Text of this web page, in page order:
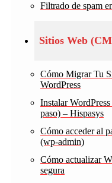
Filtrado de spam
Sitios Web
Cómo Migrar Tu
WordPress
Instalar
paso) – Hispasys
Cómo acceder al
(wp-admin)
Cómo actualizar
segura